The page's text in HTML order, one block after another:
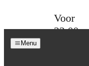
Voor
23:00
Menu